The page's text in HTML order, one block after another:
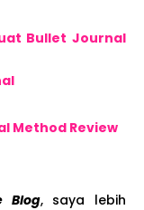
Bullet Journal
Method Review
Blog, saya lebih